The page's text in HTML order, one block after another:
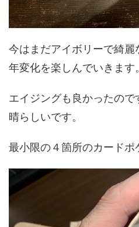
今はまだアイボリーで綺
年変化を楽しんでいきます。
エイジングも良かったの
晴らしいです。
最小限の４箇所のカードポ